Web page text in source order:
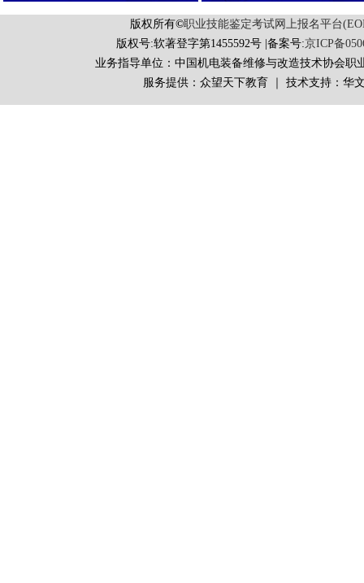
版权所有©职业技能鉴定考试网上报名平台
版权号:软著登字第1455592号 |备案号:京ICP备
业务指导单位：中国机电装备维修与改造技术协会职
服务提供：众望天下教育 ｜ 技术支持：华